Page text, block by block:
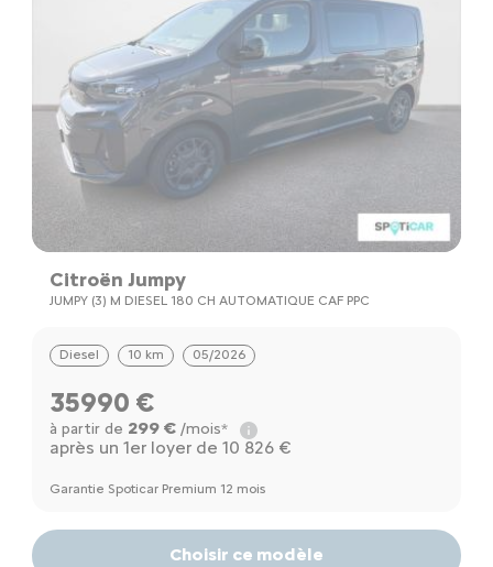
Citroën Jumpy
JUMPY (3) M DIESEL 180 CH AUTOMATIQUE CAF PPC
Diesel 10 km 05/2026
35990 €
à partir de 299 €/mois*
après un 1er loyer de 10 826 €
Garantie Spoticar Premium 12 mois
Choisir ce modèle